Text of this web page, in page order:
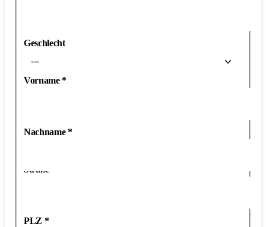
Geschlecht
---
Vorname*
Nachname*
Straße
PLZ *